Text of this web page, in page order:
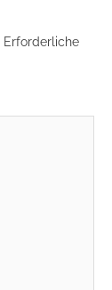
Erforderliche